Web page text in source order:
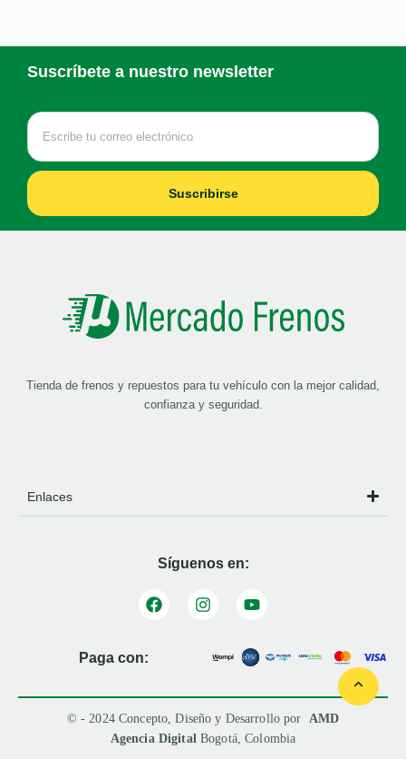
Suscríbete a nuestro newsletter
Suscribirse
Tienda de frenos y repuestos para tu vehículo con la mejor calidad,
confianza y seguridad.
Enlaces
Síguenos en:
Paga con:
© - 2024 Concepto, Diseño y Desarrollo por AMD
Agencia Digital Bogotá, Colombia